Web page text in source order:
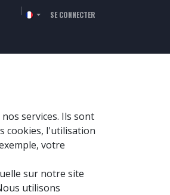
SE CONNECTER
services. Ils sont
cookies, l'utilisation
votre
sur notre site
utilisons